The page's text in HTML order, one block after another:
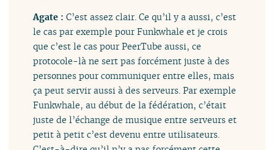
Agate :C’est assez clair. Ce qu’il y a aussi, c’est
le cas par exemple pour Funkwhale et je crois
que c’est le cas pour PeerTube aussi, ce
protocole-là ne sert pas forcément juste à des
personnes pour communiquer entre elles, mais
ça peut servir aussi à des serveurs. Par exemple
Funkwhale, au début de la fédération, c’était
juste de l’échange de musique entre serveurs et
petit à petit c’est devenu entre utilisateurs.